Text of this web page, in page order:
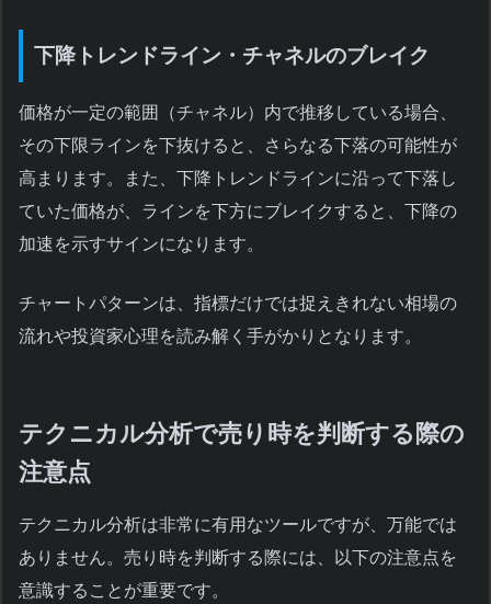
下降トレンドライン・チャネルのブレイク
価格が一定の範囲（チャネル）内で推移している場合、
その下限ラインを下抜けると、さらなる下落の可能性が
高まります。また、下降トレンドラインに沿って下落し
ていた価格が、ラインを下方にブレイクすると、下降の
加速を示すサインになります。
チャートパターンは、指標だけでは捉えきれない相場の
流れや投資家心理を読み解く手がかりとなります。
テクニカル分析で売り時を判断する際の
注意点
テクニカル分析は非常に有用なツールですが、万能では
ありません。売り時を判断する際には、以下の注意点を
意識することが重要です。